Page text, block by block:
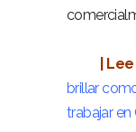
| Lee
brillar
trabajar en